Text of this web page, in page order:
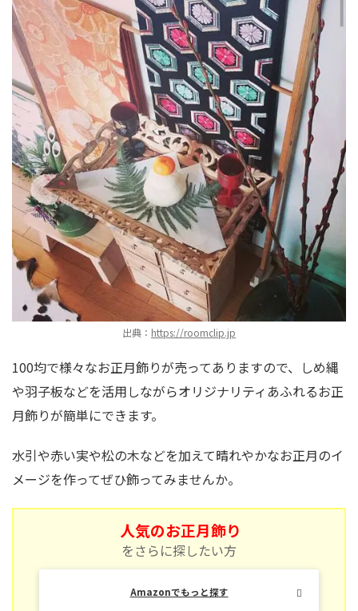
出典： https://roomclip.jp
100均で様々なお正月飾りが売ってありますので、しめ縄
や羽子板などを活用しながらオリジナリティあふれるお正
月飾りが簡単にできます。
水引や赤い実や松の木などを加えて晴れやかなお正月のイ
メージを作ってぜひ飾ってみませんか。
人気のお正月飾り
をさらに探したい方
Amazonでもっと探す